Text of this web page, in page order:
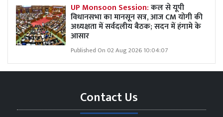
UP Monsoon Session:कल से यूपी
विधानसभा का मानसून सत्र, आज CM योगी की
अध्यक्षता में सर्वदलीय बैठक; सदन में हंगामे के
आसार
Published On 02 Aug 2026 10:04:07
Contact Us